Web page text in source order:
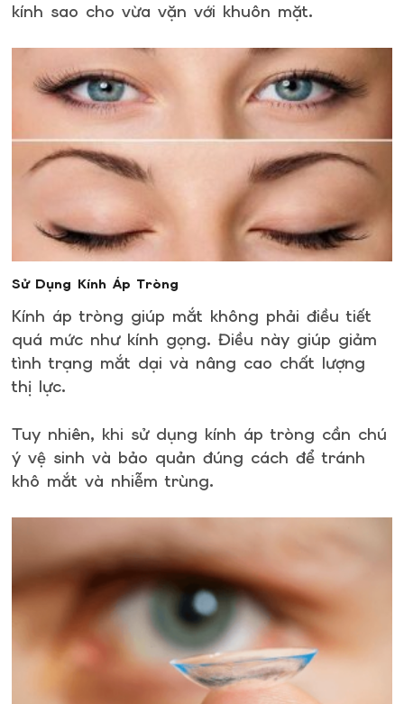
kính sao cho vừa vặn với khuôn mặt.
Sử Dụng Kính Áp Tròng
Kính áp tròng giúp mắt không phải điều tiết
quá mức như kính gọng. Điều này giúp giảm
tình trạng mắt dại và nâng cao chất lượng
thị lực.
Tuy nhiên, khi sử dụng kính áp tròng cần chú
ý vệ sinh và bảo quản đúng cách để tránh
khô mắt và nhiễm trùng.